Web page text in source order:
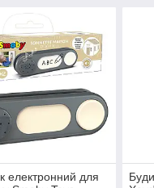
електронний для